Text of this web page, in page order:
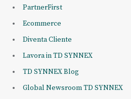
PartnerFirst
Ecommerce
Diventa Cliente
Lavora in TD SYNNEX
TD SYNNEX Blog
Global Newsroom TD SYNNEX